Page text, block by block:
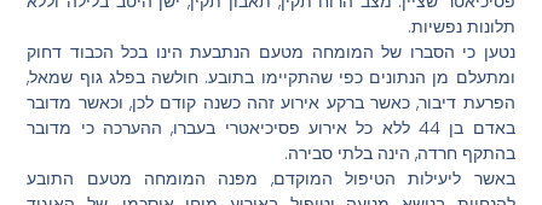
תלונות נפשיות.
נטען כי הסברו של המומחה מטעם הנתבעת הינו בכל הכבוד דחוק
ומתעלם מן הנתונים כפי שהתקיימו בתובע. חולשה בפלג גוף שמאל,
הפרעת דיבור, כאשר ברקע אירוע זהה כשנה קודם לכן, וכאשר מדובר
באדם בן 44 ללא כל אירוע פסיכיאטרי בעברו, ההערכה כי מדובר
בהתקף חרדה, הינה בלתי סבירה.
באשר ליעילות הטיפול המוקדם, מפנה המומחה מטעם התובע